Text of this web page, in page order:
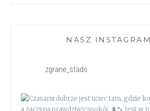
NASZ INSTAGRAM
zgrane_stado